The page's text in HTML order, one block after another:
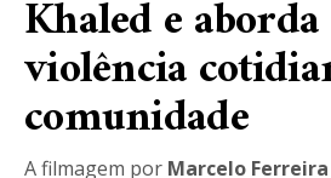
Khaled e
violência
comunidade
A filmagem por Marcelo